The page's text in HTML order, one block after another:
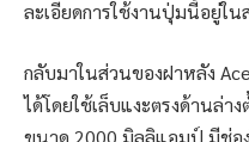
ละเอียดการใช้งานปุ่มนี้อยู่ใ
กลับมาในส่วนของฝาหลัง
ได้โดยใช้เล็บแงะตรงด้านล่า
ขนาด 2000 มิลลิแอมป์ มีช่อ